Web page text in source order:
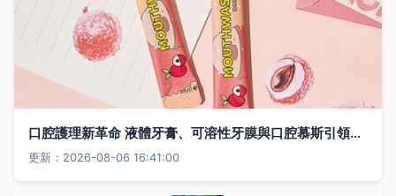
口腔護理新革命 液體牙膏、可溶性牙膜與口腔慕斯引領新理念
更新：2026-08-06 16:41:00